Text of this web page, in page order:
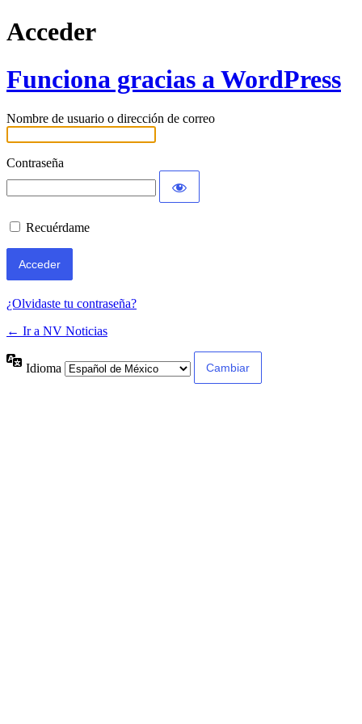
Acceder
Funciona gracias a WordPress
Nombre de usuario o dirección de correo
Contraseña
Recuérdame
¿Olvidaste tu contraseña?
← Ir a NV Noticias
Idioma